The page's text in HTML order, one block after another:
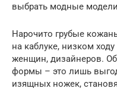
выбрать модные модели
Нарочито грубые
на каблуке, низком
женщин, дизайнеров.
формы – это лишь
изящных ножек,